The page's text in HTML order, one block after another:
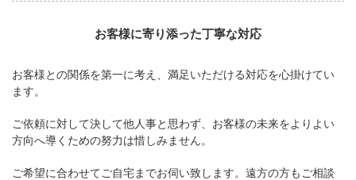
お客様に寄り添った丁寧な対応
お客様との関係を第一に考え、満足いただける対応を心掛けてい
ます。
ご依頼に対して決して他人事と思わず、お客様の未来をよりよい
方向へ導くための努力は惜しみません。
ご希望に合わせてご自宅までお伺い致します。遠方の方もご相談